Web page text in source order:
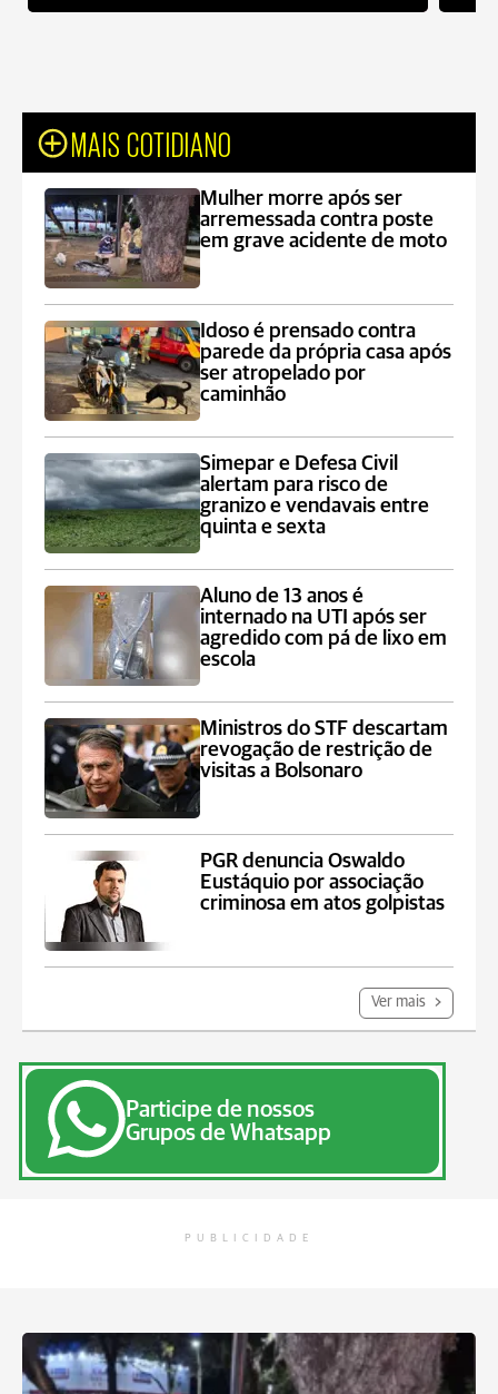
MAIS COTIDIANO
Mulher morre após ser
arremessada contra poste
em grave acidente de moto
Idoso é prensado contra
parede da própria casa após
ser atropelado por
caminhão
Simepar e Defesa Civil
alertam para risco de
granizo e vendavais entre
quinta e sexta
Aluno de 13 anos é
internado na UTI após ser
agredido com pá de lixo em
escola
Ministros do STF descartam
revogação de restrição de
visitas a Bolsonaro
PGR denuncia Oswaldo
Eustáquio por associação
criminosa em atos golpistas
Ver mais
Participe de nossos
Grupos de Whatsapp
PUBLICIDADE